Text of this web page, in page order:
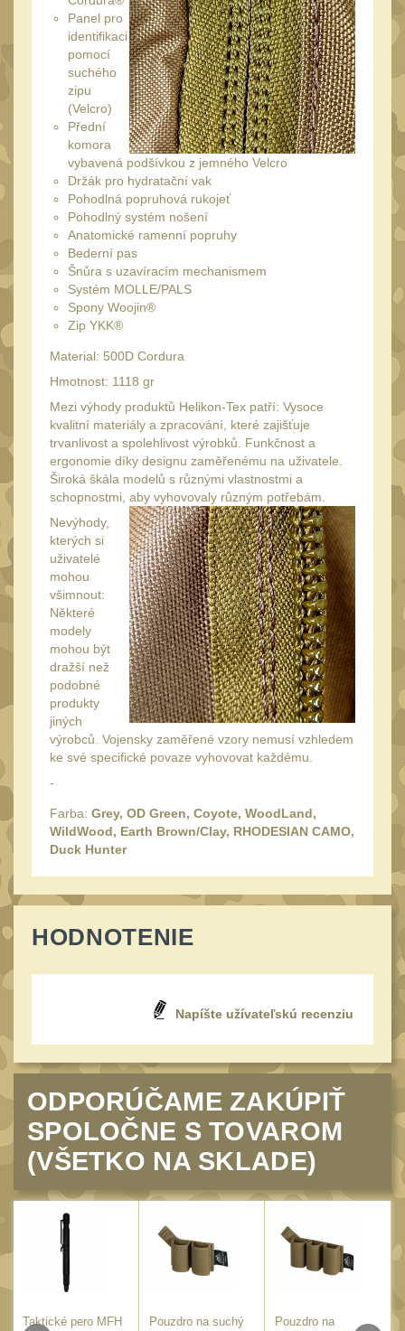
20
Mechanická mířidla30
Dvojnožky
Dvojnožky na hlaveň2
Dvojnožky pro picatinny
Dvojnožky pro M-LOK9
Dvojnožky pro Keymod
Dvojnožky na otočný
čep
15
Popruhy a poutka
OPTIKY(146)
Monokuláry 5
Kolimátory53
Zvětšovací moduly 5
Na vzduchovku15
Na kuše
Velký oční reliéf1
Na dlouhé
vzdálenosti
Multi-range 33
Krátka a střední
vzdálenost 16
Príslušenstvo pre
UTG 45
Accushot Tactical9
Accushot Precision 3
Schmidt&Bender
Sightmark
Vector Optics
ČIŠTĚNÍ A ÚDRŽBA
Čištění
AR15
AK47
.22 10
Panel pro
identifikaci
pomocí
suchého
zipu
(Velcro)
Přední
komora
vybavená podšívkou z jemného Velcro
Držák pro hydratační vak
Pohodlná popruhová rukojeť
Pohodlný systém nošení
Anatomické ramenní popruhy
Bederní pas
Šnůra s uzavíracím mechanismem
Systém MOLLE/PALS
Spony Woojin®
Zip YKK®
Material: 500D Cordura
Hmotnost: 1118 gr
Mezi výhody produktů Helikon-Tex patří: Vysoce
kvalitní materiály a zpracování, které zajišťuje
trvanlivost a spolehlivost výrobků. Funkčnost a
ergonomie díky designu zaměřenému na uživatele.
Široká škála modelů s různými vlastnostmi a
schopnostmi, aby vyhovovaly různým potřebám.
Nevýhody,
kterých si
uživatelé
mohou
všimnout:
Některé
modely
mohou být
dražší než
podobné
produkty
jiných
výrobců. Vojensky zaměřené vzory nemusí vzhledem
ke své specifické povaze vyhovovat každému.
-
Farba: Grey, OD Green, Coyote, WoodLand,
WildWood, Earth Brown/Clay, RHODESIAN CAMO,
Duck Hunter
HODNOTENIE
Napíšte užívateľskú recenziu
ODPORÚČAME ZAKÚPIŤ
SPOLOČNE S TOVAROM
(VŠETKO NA SKLADE)
Taktické pero MFH
Pouzdro na suchý
Pouzdro na